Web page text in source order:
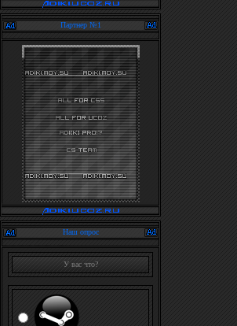
Партнер №1
Наш опрос
У вас что?